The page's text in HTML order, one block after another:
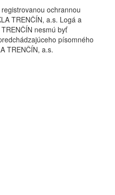
ochrannou
TRENČÍN, a.s. Logá a
nesmú byť
písomného
TRENČÍN, a.s.